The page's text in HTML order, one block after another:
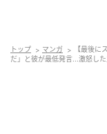
トップ マンガ
【最後に
だ」と彼が最低発言...激怒し